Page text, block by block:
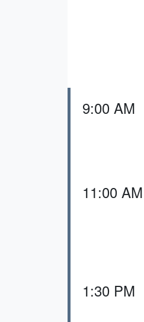
9:00 AM
11:00 AM
1:30 PM